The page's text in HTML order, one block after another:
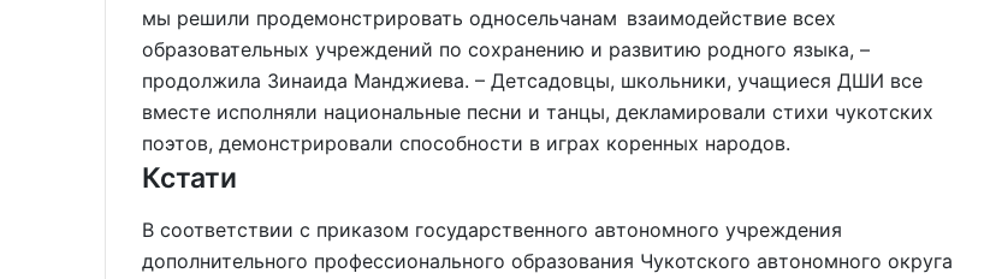
мы решили продемонстрировать односельчанам взаимодействие всех
образовательных учреждений по сохранению и развитию родного языка, –
продолжила Зинаида Манджиева. – Детсадовцы, школьники, учащиеся ДШИ все
вместе исполняли национальные песни и танцы, декламировали стихи чукотских
поэтов, демонстрировали способности в играх коренных народов.
Кстати
В соответствии с приказом государственного автономного учреждения
дополнительного профессионального образования Чукотского автономного округа